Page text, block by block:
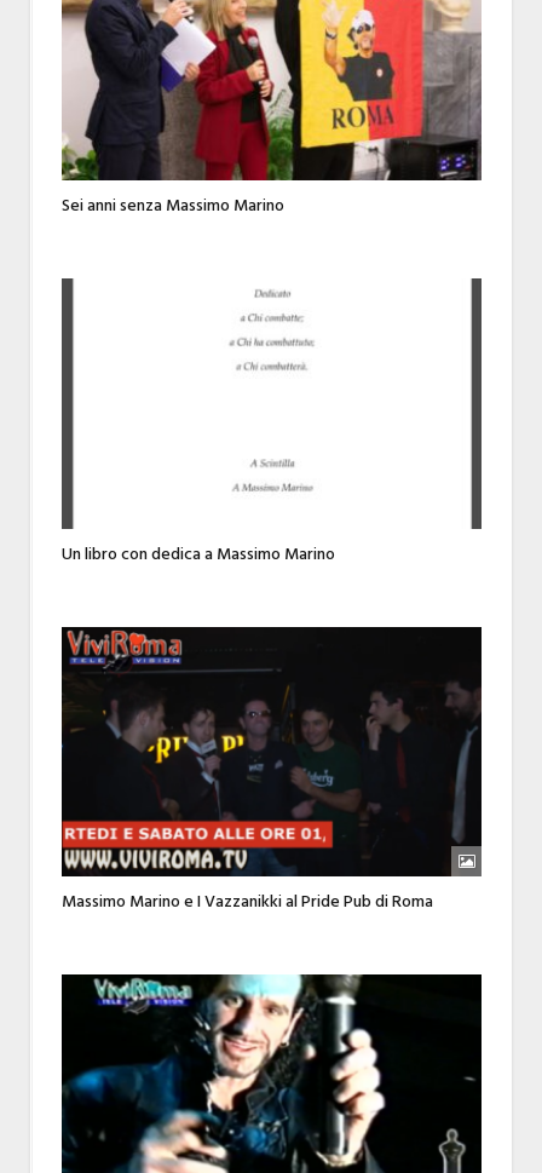
Sei anni senza Massimo Marino
Un libro con dedica a Massimo Marino
Massimo Marino e I Vazzanikki al Pride Pub di Roma